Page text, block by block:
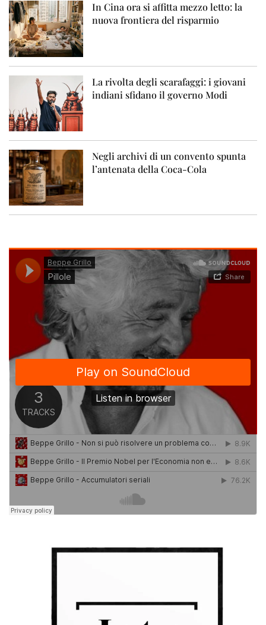
In Cina ora si affitta mezzo letto: la
nuova frontiera del risparmio
La rivolta degli scarafaggi: i giovani
indiani sfidano il governo Modi
Negli archivi di un convento spunta
l’antenata della Coca-Cola